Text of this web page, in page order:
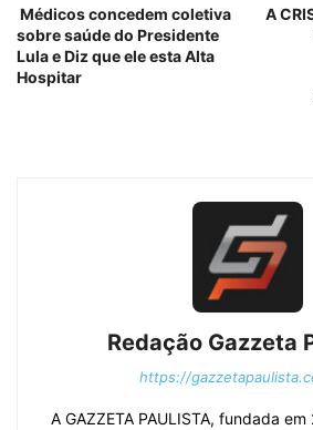
Médicos concedem coletiva
sobre saúde do Presidente
Lula e Diz que ele esta Alta
Hospitar
A
Redação Gazzeta
https://
A GAZZETA PAULISTA, fundada